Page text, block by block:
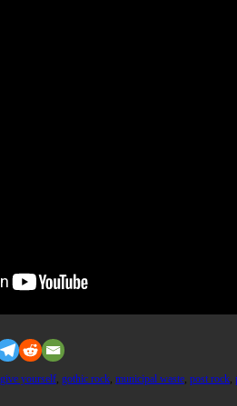
yourself, gothic rock, municipal waste, post rock,